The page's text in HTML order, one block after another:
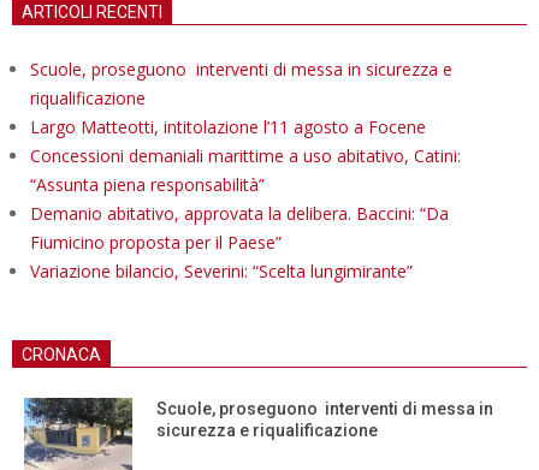
ARTICOLI RECENTI
Scuole, proseguono interventi di messa in sicurezza e
riqualificazione
Largo Matteotti, intitolazione l’11 agosto a Focene
Concessioni demaniali marittime a uso abitativo, Catini:
“Assunta piena responsabilità”
Demanio abitativo, approvata la delibera. Baccini: “Da
Fiumicino proposta per il Paese”
Variazione bilancio, Severini: “Scelta lungimirante”
CRONACA
Scuole, proseguono interventi di messa in
sicurezza e riqualificazione